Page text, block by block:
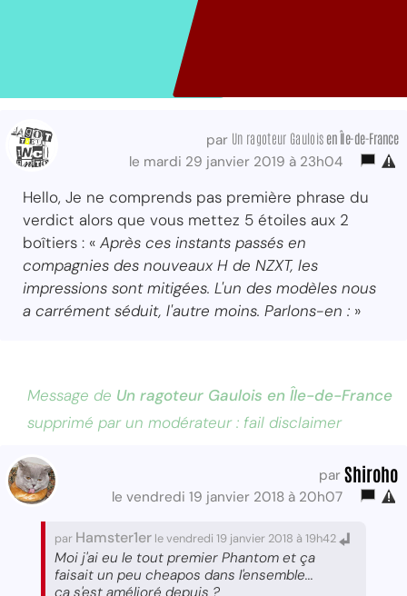
par Un ragoteur Gaulois en Île-de-France
le mardi 29 janvier 2019 à 23h04
Hello, Je ne comprends pas première phrase du
verdict alors que vous mettez 5 étoiles aux 2
boîtiers : « Après ces instants passés en
compagnies des nouveaux H de NZXT, les
impressions sont mitigées. L'un des modèles nous
a carrément séduit, l'autre moins. Parlons-en : »
Message de Un ragoteur Gaulois en Île-de-France
supprimé par un modérateur : fail disclaimer
par Shiroho
le vendredi 19 janvier 2018 à 20h07
par Hamster1er le vendredi 19 janvier 2018 à 19h42
Moi j'ai eu le tout premier Phantom et ça
faisait un peu cheapos dans l'ensemble...